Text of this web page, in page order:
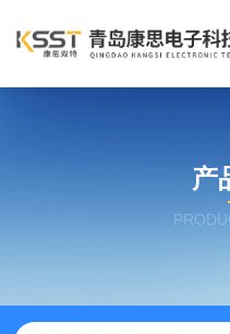
产